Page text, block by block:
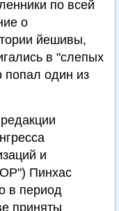
по всей
о
йешивы,
в "слепых
попал один из
и
Пинхас
в период
приняты